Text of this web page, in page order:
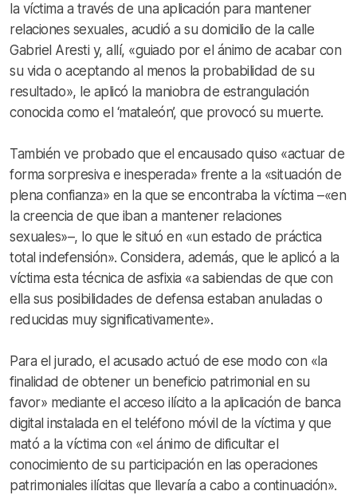
la víctima a través de una aplicación para mantener
relaciones sexuales, acudió a su domicilio de la calle
Gabriel Aresti y, allí, «guiado por el ánimo de acabar con
su vida o aceptando al menos la probabilidad de su
resultado», le aplicó la maniobra de estrangulación
conocida como el ‘mataleón’, que provocó su muerte.
También ve probado que el encausado quiso «actuar de
forma sorpresiva e inesperada» frente a la «situación de
plena confianza» en la que se encontraba la víctima –«en
la creencia de que iban a mantener relaciones
sexuales»–, lo que le situó en «un estado de práctica
total indefensión». Considera, además, que le aplicó a la
víctima esta técnica de asfixia «a sabiendas de que con
ella sus posibilidades de defensa estaban anuladas o
reducidas muy significativamente».
Para el jurado, el acusado actuó de ese modo con «la
finalidad de obtener un beneficio patrimonial en su
favor» mediante el acceso ilícito a la aplicación de banca
digital instalada en el teléfono móvil de la víctima y que
mató a la víctima con «el ánimo de dificultar el
conocimiento de su participación en las operaciones
patrimoniales ilícitas que llevaría a cabo a continuación».